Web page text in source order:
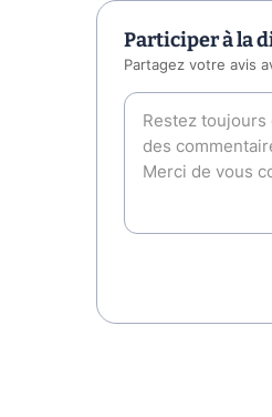
Participer à la
Partagez votre avis